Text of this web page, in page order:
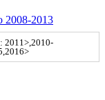
2008-2013
2011>,2010-